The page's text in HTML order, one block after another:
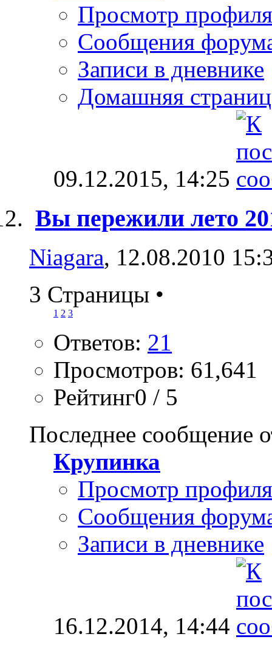
Просмотр профиля
Сообщения
Записи в дневнике
Домашняя
09.12.2015, 14:25
Вы пережили лето
Niagara, 12.08.2010
3 Страницы •
1 2 3
Ответов: 21
Просмотров: 61,641
Рейтинг0 / 5
Последнее сообщение
Крупинка
Просмотр профиля
Сообщения
Записи в дневнике
16.12.2014, 14:44